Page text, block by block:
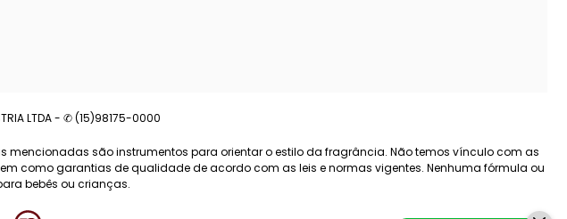
LTDA - ✆ (15)98175-0000
mencionadas são instrumentos para orientar o estilo da fragrância. Não temos vínculo com as
como garantias de qualidade de acordo com as leis e normas vigentes. Nenhuma fórmula ou
bebês ou crianças.